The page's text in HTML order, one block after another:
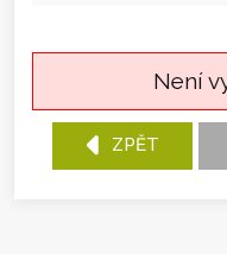
Není
ZPĚT